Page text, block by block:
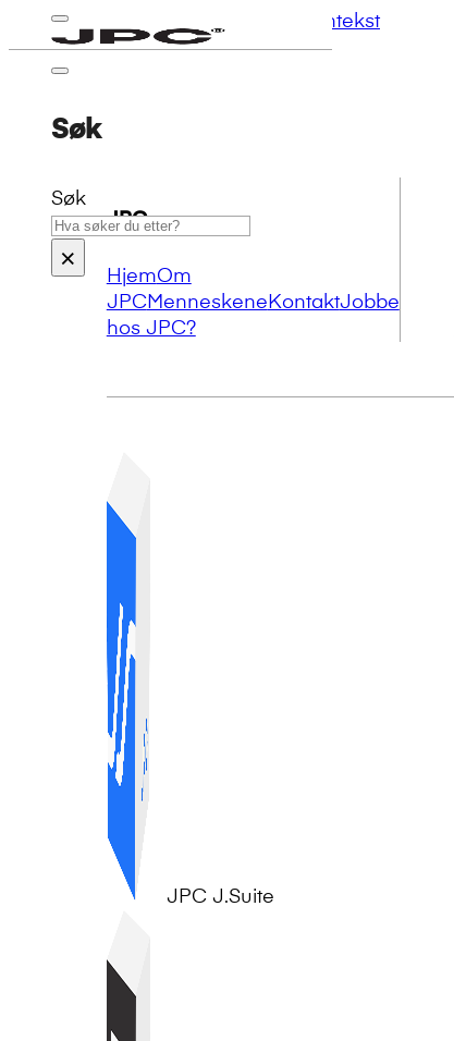
Hopp til hovedinnhold Hopp til bunntekst
Søk
Søk
×
JPC
HjemOm
JPCMenneskene KontaktJobbe
hos JPC?
JPC J.Suite